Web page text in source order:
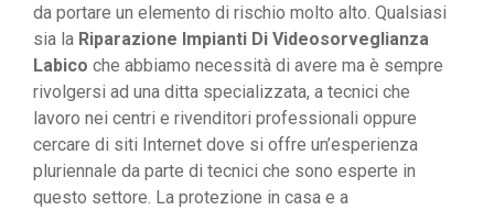
da portare un elemento di rischio molto alto. Qualsiasi
sia la Riparazione Impianti Di Videosorveglianza
Labico che abbiamo necessità di avere ma è sempre
rivolgersi ad una ditta specializzata, a tecnici che
lavoro nei centri e rivenditori professionali oppure
cercare di siti Internet dove si offre un’esperienza
pluriennale da parte di tecnici che sono esperte in
questo settore. La protezione in casa e a